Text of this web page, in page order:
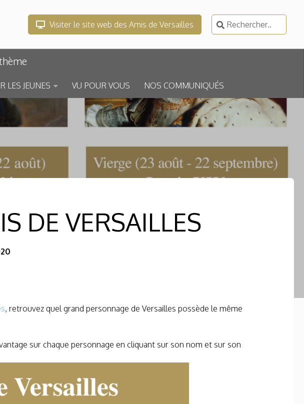
Visiter le site web des Amis de Versailles
Rechercher :
LES JEUNES VU POUR VOUS NOS COMMUNIQUÉS
DE VERSAILLES
, retrouvez quel grand personnage de Versailles possède le même
sur chaque personnage en cliquant sur son nom et sur son